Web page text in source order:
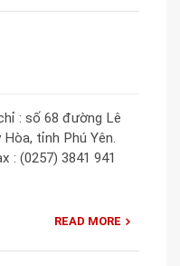
: số 68 đường Lê
tỉnh Phú Yên.
: (0257) 3841 941
READ MORE